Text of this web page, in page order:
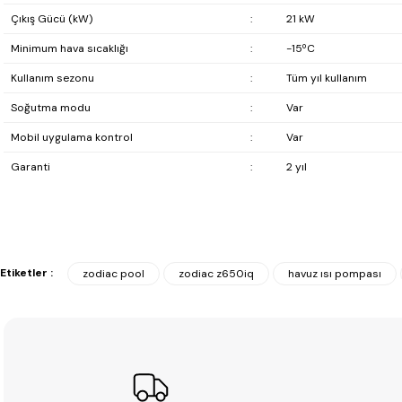
Çıkış Gücü (kW) : 21 kW
Minimum hava sıcaklığı : -15ºC
Kullanım sezonu : Tüm yıl kullanım
Soğutma modu : Var
Mobil uygulama kontrol : Var
Garanti : 2 yıl
Etiketler : zodiac pool zodiac z650iq havuz ısı pompası